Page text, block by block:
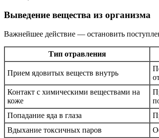
Выведение вещества из организма
Важнейшее действие — остановить
Тип отравления
Прием ядовитых веществ внутрь
Контакт с химическими веществами на
коже
Попадание яда в глаза
Вдыхание токсичных паров